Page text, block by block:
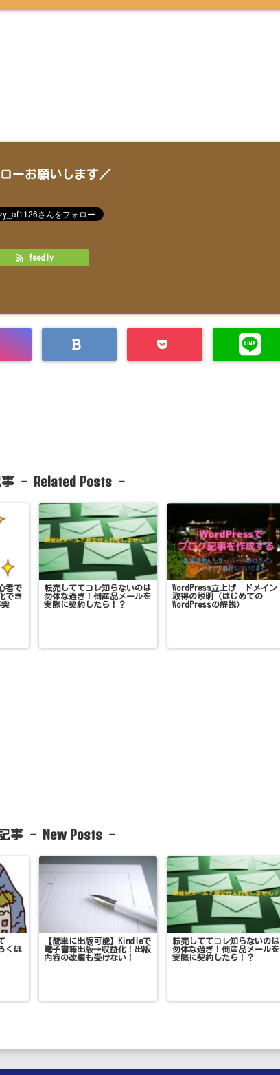
ーお願いします／
feedly
- Related Posts-
者で
でき
転売しててコレ知らないのは
勿体な過ぎ！倒産品メールを
実際に契約したら！？
WordPress立上げ ドメイン
取得の説明（はじめての
WordPressの解説）
事 - New Posts -
くほ
【簡単に出版可能】Kindleで
電子書籍出版→収益化！出版
内容の改編も受けない！
転売しててコレ知らないのは
勿体な過ぎ！倒産品メールを
実際に契約したら！？